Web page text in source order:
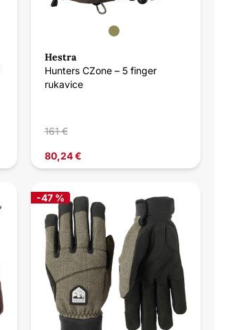
Hestra
Hunters CZone – 5 finger
rukavice
161 €
80,24 €
-47 %